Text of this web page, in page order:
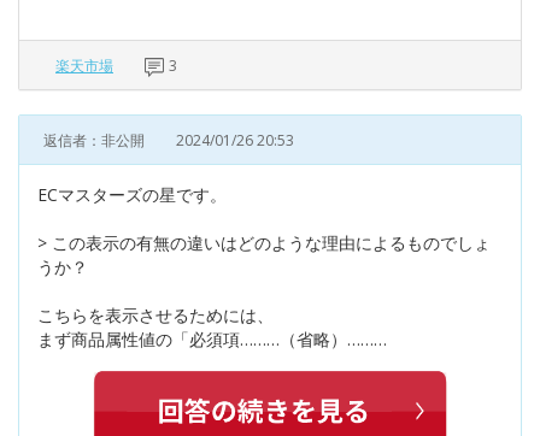
楽天市場 3
返信者：非公開 2024/01/26 20:53
ECマスターズの星です。
> この表示の有無の違いはどのような理由によるものでしょ
うか？
こちらを表示させるためには、
まず商品属性値の「必須項………（省略）………